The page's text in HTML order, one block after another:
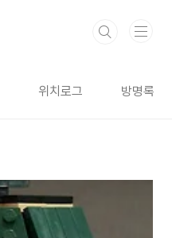
위치로그 방명록